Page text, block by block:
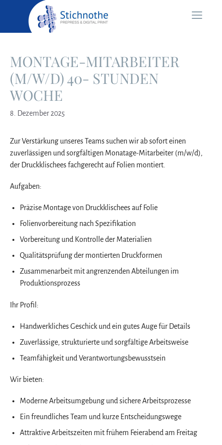
Menü
MONTAGE-MITARBEITER
(M/W/D) 40- STUNDEN
WOCHE
8. Dezember 2025
Zur Verstärkung unseres Teams suchen wir ab sofort einen
zuverlässigen und sorgfältigen Monatage-Mitarbeiter (m/w/d),
der Druckklischees fachgerecht auf Folien montiert.
Aufgaben:
Präzise Montage von Druckklischees auf Folie
Folienvorbereitung nach Spezifikation
Vorbereitung und Kontrolle der Materialien
Qualitätsprüfung der montierten Druckformen
Zusammenarbeit mit angrenzenden Abteilungen im
Produktionsprozess
Ihr Profil:
Handwerkliches Geschick und ein gutes Auge für Details
Zuverlässige, strukturierte und sorgfältige Arbeitsweise
Teamfähigkeit und Verantwortungsbewusstsein
Wir bieten:
Moderne Arbeitsumgebung und sichere Arbeitsprozesse
Ein freundliches Team und kurze Entscheidungswege
Attraktive Arbeitszeiten mit frühem Feierabend am Freitag